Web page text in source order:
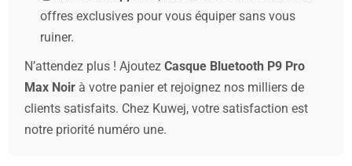
offres exclusives pour vous équiper sans vous
ruiner.
N’attendez plus ! Ajoutez Casque Bluetooth P9 Pro
Max Noir à votre panier et rejoignez nos milliers de
clients satisfaits. Chez Kuwej, votre satisfaction est
notre priorité numéro une.